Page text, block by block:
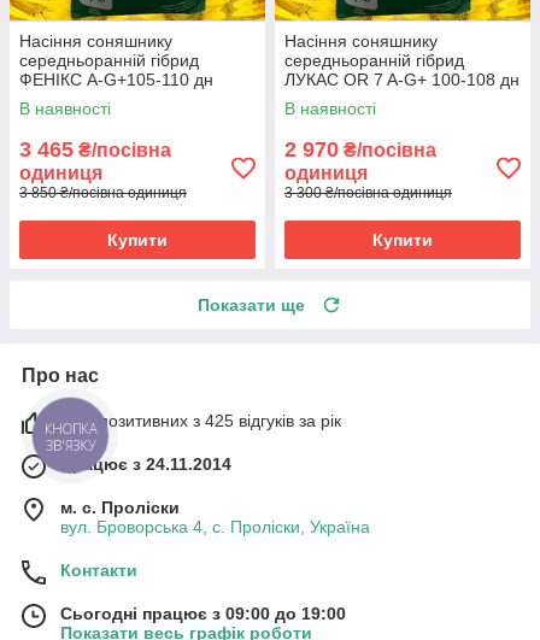
Насіння соняшнику
середньоранній гібрид
ФЕНІКС A-G+105-110 дн
ЕКСТРА под гранстар НК
Гран 2025 рік
В наявності
3 465 ₴/посівна
одиниця
3 850 ₴/посівна одиниця
Купити
Насіння соняшнику
середньоранній гібрид
ЛУКАС OR 7 A-G+ 100-108 дн
ЕКСТРА НК Гран 2025 рік
В наявності
2 970 ₴/посівна
одиниця
3 300 ₴/посівна одиниця
Купити
Показати ще
Про нас
93% позитивних з 425 відгуків за рік
Працює з 24.11.2014
м. с. Проліски
вул. Броворська 4, с. Проліски, Україна
Контакти
Сьогодні працює з 09:00 до 19:00
Показати весь графік роботи
КНОПКА
ЗВ'ЯЗКУ